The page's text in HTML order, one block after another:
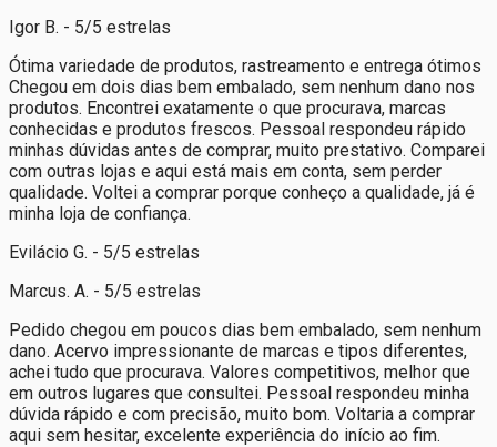
Igor B. - 5/5 estrelas
Ótima variedade de produtos, rastreamento e entrega ótimos
Chegou em dois dias bem embalado, sem nenhum dano nos
produtos. Encontrei exatamente o que procurava, marcas
conhecidas e produtos frescos. Pessoal respondeu rápido
minhas dúvidas antes de comprar, muito prestativo. Comparei
com outras lojas e aqui está mais em conta, sem perder
qualidade. Voltei a comprar porque conheço a qualidade, já é
minha loja de confiança.
Evilácio G. - 5/5 estrelas
Marcus. A. - 5/5 estrelas
Pedido chegou em poucos dias bem embalado, sem nenhum
dano. Acervo impressionante de marcas e tipos diferentes,
achei tudo que procurava. Valores competitivos, melhor que
em outros lugares que consultei. Pessoal respondeu minha
dúvida rápido e com precisão, muito bom. Voltaria a comprar
aqui sem hesitar, excelente experiência do início ao fim.